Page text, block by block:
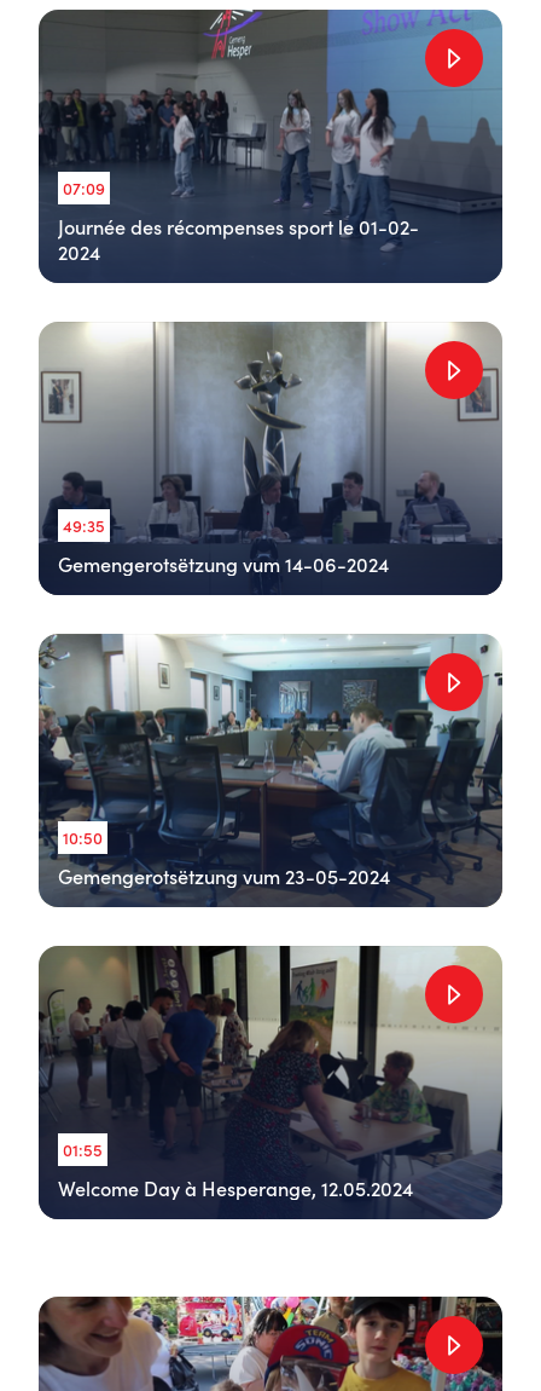
07:09
Journée des récompenses sport le 01-02-
2024
49:35
Gemengerotsëtzung vum 14-06-2024
10:50
Gemengerotsëtzung vum 23-05-2024
01:55
Welcome Day à Hesperange, 12.05.2024